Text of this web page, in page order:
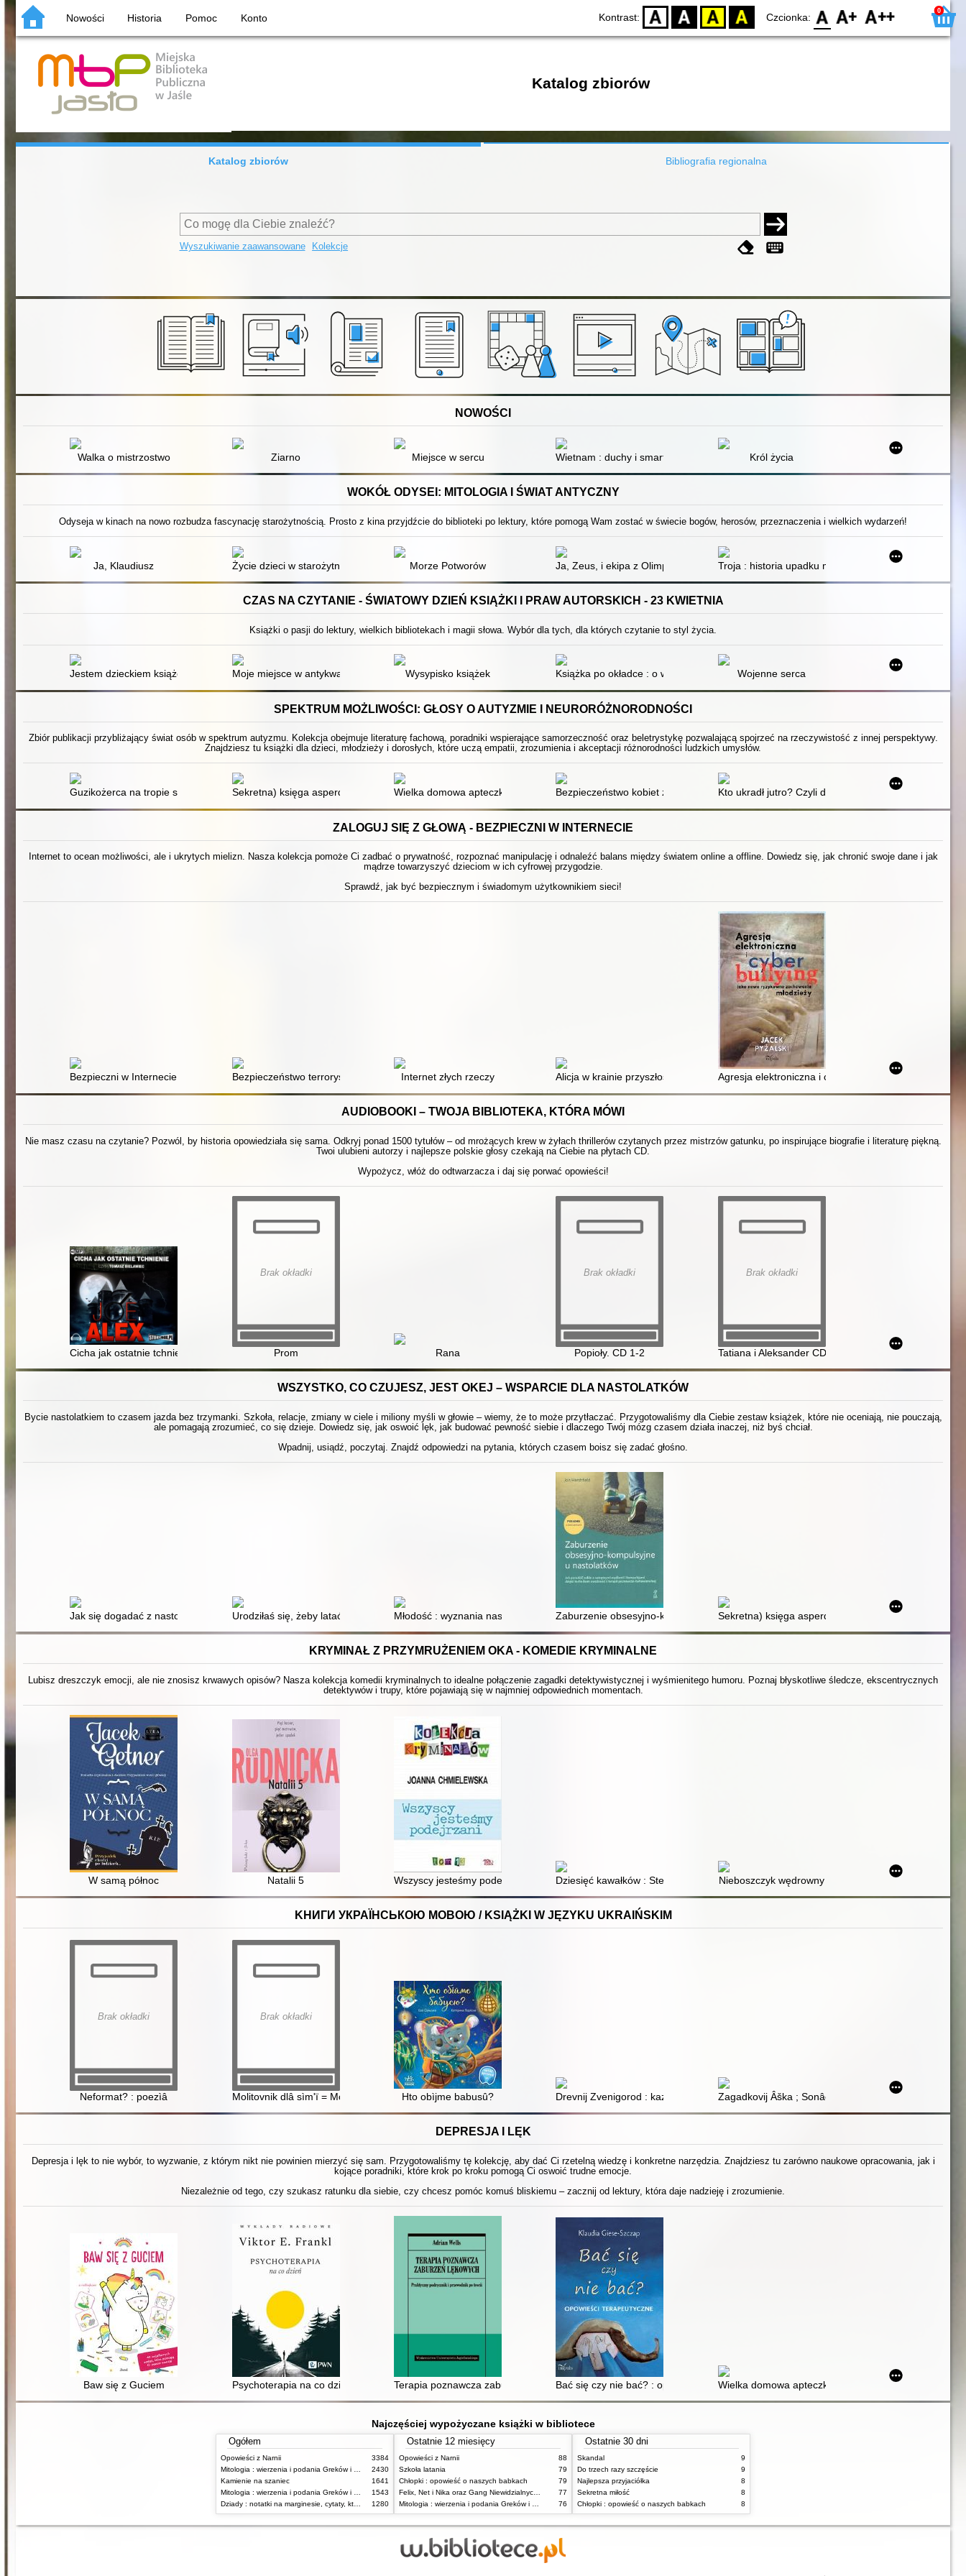
Nowości Historia Pomoc Konto Kontrast: D BW YB BY Czcionka: F0 F1 F2 0
Katalog zbiorów
Katalog zbiorów Bibliografia regionalna
Wyszukiwanie zaawansowane Kolekcje
NOWOŚCI
Walka o mistrzostwo Ziarno Miejsce w sercu Wietnam : duchy i smartfony Król życia
WOKÓŁ ODYSEI: MITOLOGIA I ŚWIAT ANTYCZNY
Odyseja w kinach na nowo rozbudza fascynację starożytnością. Prosto z kina przyjdźcie do biblioteki po lektury, które pomogą Wam zostać w świecie bogów, herosów, przeznaczenia i wielkich wydarzeń!
Ja, Klaudiusz Życie dzieci w starożytnej Grecji Morze Potworów Ja, Zeus, i ekipa z Olimpu : bogowie i bohaterowie opowiadają mity greckie
Troja : historia upadku miasta
CZAS NA CZYTANIE - ŚWIATOWY DZIEŃ KSIĄŻKI I PRAW AUTORSKICH - 23 KWIETNIA
Książki o pasji do lektury, wielkich bibliotekach i magii słowa. Wybór dla tych, dla których czytanie to styl życia.
Jestem dzieckiem książek Moje miejsce w antykwariacie MorisakiWysypisko książek Książka po okładce : o współczesnym polskim projektowaniu okładek książkowych
Wojenne serca
SPEKTRUM MOŻLIWOŚCI: GŁOSY O AUTYZMIE I NEURORÓŻNORODNOŚCI
Zbiór publikacji przybliżający świat osób w spektrum autyzmu. Kolekcja obejmuje literaturę fachową, poradniki wspierające samorzeczność oraz beletrystykę pozwalającą spojrzeć na rzeczywistość z innej perspektywy.
Znajdziesz tu książki dla dzieci, młodzieży i dorosłych, które uczą empatii, zrozumienia i akceptacji różnorodności ludzkich umysłów.
Guzikożerca na tropie słów Sekretna) księga asperdzieciaka : poradnik dla dzieci i młodzieży z zespołem Aspergera
Wielka domowa apteczka psychologiczna : 200 plansz terapeutycznych + materiały online : CBT toolbox
Bezpieczeństwo kobiet z zespołem Aspergera : umiejętności życiowe, które mogą
Kto ukradł jutro? Czyli dlaczego nie jest jak z obrazka
ZALOGUJ SIĘ Z GŁOWĄ - BEZPIECZNI W INTERNECIE
Internet to ocean możliwości, ale i ukrytych mielizn. Nasza kolekcja pomoże Ci zadbać o prywatność, rozpoznać manipulację i odnaleźć balans między światem online a offline. Dowiedz się, jak chronić swoje dane i jak
mądrze towarzyszyć dzieciom w ich cyfrowej przygodzie.
Sprawdź, jak być bezpiecznym i świadomym użytkownikiem sieci!
Bezpieczni w Internecie : jak chronić się przed oszustwami i przemocąBezpieczeństwo terrorystyczne obiektów użyteczności publicznej. T. 4,
Internet złych rzeczy Alicja w krainie przyszłości czyli Jak działa sztuczna inteligencja
Agresja elektroniczna i cyberbullying jako nowe
AUDIOBOOKI – TWOJA BIBLIOTEKA, KTÓRA MÓWI
Nie masz czasu na czytanie? Pozwól, by historia opowiedziała się sama. Odkryj ponad 1500 tytułów – od mrożących krew w żyłach thrillerów czytanych przez mistrzów gatunku, po inspirujące biografie i literaturę piękną.
Twoi ulubieni autorzy i najlepsze polskie głosy czekają na Ciebie na płytach CD.
Wypożycz, włóż do odtwarzacza i daj się porwać opowieści!
Cicha jak ostatnie tchnienie
Brak okładki
Prom Rana
Brak okładki
Popioły. CD 1-2
Brak okładki
Tatiana i Aleksander CD 1-2
WSZYSTKO, CO CZUJESZ, JEST OKEJ – WSPARCIE DLA NASTOLATKÓW
Bycie nastolatkiem to czasem jazda bez trzymanki. Szkoła, relacje, zmiany w ciele i miliony myśli w głowie – wiemy, że to może przytłaczać. Przygotowaliśmy dla Ciebie zestaw książek, które nie oceniają, nie pouczają,
ale pomagają zrozumieć, co się dzieje. Dowiedz się, jak oswoić lęk, jak budować pewność siebie i dlaczego Twój mózg czasem działa inaczej, niż byś chciał.
Wpadnij, usiądź, poczytaj. Znajdź odpowiedzi na pytania, których czasem boisz się zadać głośno.
Jak się dogadać z nastolatkiem? Urodziłaś się, żeby latać : książka dla Twojej córkiMłodość : wyznania nastolatków Zaburzenie obsesyjno-kompulsyjne u nastolatków : jak poradzić sobie z natrętnymi
Sekretna) księga asperdzieciaka : poradnik dla dzieci i
KRYMINAŁ Z PRZYMRUŻENIEM OKA - KOMEDIE KRYMINALNE
Lubisz dreszczyk emocji, ale nie znosisz krwawych opisów? Nasza kolekcja komedii kryminalnych to idealne połączenie zagadki detektywistycznej i wyśmienitego humoru. Poznaj błyskotliwe śledcze, ekscentrycznych
detektywów i trupy, które pojawiają się w najmniej odpowiednich momentach.
W samą północ Natalii 5 Wszyscy jesteśmy podejrzani Dziesięć kawałków : Stephanie Plum : dziewczyny nie płaczą
Nieboszczyk wędrowny
KНИГИ УКРАЇНСЬКОЮ МОВОЮ / KSIĄŻKI W JĘZYKU UKRAIŃSKIM
Brak okładki
Neformat? : poezìâ
Brak okładki
Molitovnik dlâ sìm'ï = Modlitewnik dla rodzinyHto obìjme babusû? Drevnij Zvenigorod : kazka pro začarovane mìstoZagadkovij Âška ; Sonâčnij zajčik ì Sonâčnij vovk
DEPRESJA I LĘK
Depresja i lęk to nie wybór, to wyzwanie, z którym nikt nie powinien mierzyć się sam. Przygotowaliśmy tę kolekcję, aby dać Ci rzetelną wiedzę i konkretne narzędzia. Znajdziesz tu zarówno naukowe opracowania, jak i
kojące poradniki, które krok po kroku pomogą Ci oswoić trudne emocje.
Niezależnie od tego, czy szukasz ratunku dla siebie, czy chcesz pomóc komuś bliskiemu – zacznij od lektury, która daje nadzieję i zrozumienie.
Baw się z Guciem Psychoterapia na co dzień : wykłady radioweTerapia poznawcza zaburzeń lękowych : praktyczny podręcznik i przewodnik po teorii
Bać się czy nie bać? : opowieści terapeutyczneWielka domowa apteczka psychologiczna : 200
Najczęściej wypożyczane książki w bibliotece
Ogółem
Opowieści z Narnii
3384
2430
Kamienie na szaniec
1641
1543
1280
Ostatnie 12 miesięcy
Opowieści z Narnii
88
Szkoła latania
79
Chłopki : opowieść o naszych babkach
79
77
76
Ostatnie 30 dni
Skandal
9
Do trzech razy szczęście
9
Najlepsza przyjaciółka
8
Sekretna miłość
8
Chłopki : opowieść o naszych babkach
8